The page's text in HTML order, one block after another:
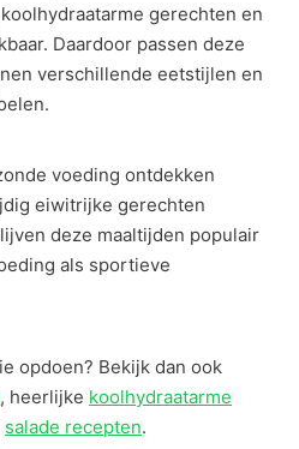
gerechten en
Daardoor passen deze
verschillende eetstijlen en
voeding ontdekken
eiwitrijke gerechten
deze maaltijden populair
als sportieve
opdoen? Bekijk dan ook
, heerlijke koolhydraatarme
salade recepten.